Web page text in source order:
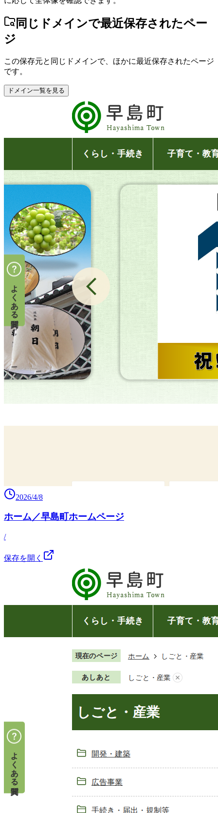
同じドメインで最近保存されたペー
ジ
この保存元と同じドメインで、ほかに最近保存されたページ
です。
ドメイン一覧を見る
2026/4/8
ホーム／早島町ホームページ
/
保存を開く